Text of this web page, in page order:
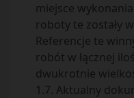
miejsce
roboty te zostały
Referencje te
robót w łącznej
dwukrotnie
1.7. Aktualny